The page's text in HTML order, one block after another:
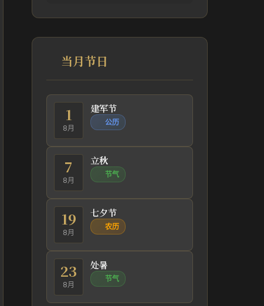
当月节日
1
8月
建军节
公历
7
8月
立秋
节气
19
8月
七夕节
农历
23
8月
处暑
节气